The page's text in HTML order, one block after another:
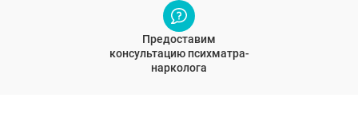
Предоставим
консультацию психматра-
нарколога